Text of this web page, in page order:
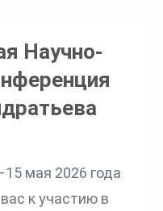
Научно-
мая 2026 года
к участию в